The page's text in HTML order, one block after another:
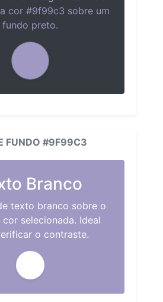
cor #9f99c3 sobre um
fundo preto.
FUNDO #9F99C3
Branco
texto branco sobre o
selecionada. Ideal
o contraste.